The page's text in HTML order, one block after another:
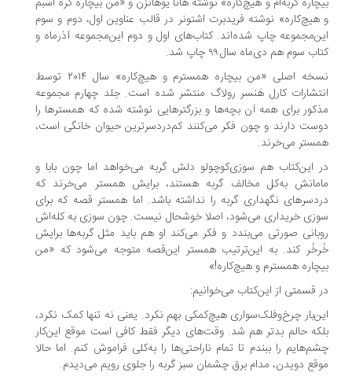
نوشته فریدبرت اشتونر در قالب عناوین اول، دوم و سوم
چاپ شده‌اند. کتاب‌های اول و دوم این‌مجموعه آذرماه و
سوم هم دی‌ماه سال ۹۹ چاپ شد.
نسخه اصلی «من بیچاره همسترم و هیچ‌کاره» سال ۲۰۱۴ توسط
کارل هَنسر رولاگ منتشر شده است. جلد چهارم مجموعه
برای همه آن‌ بچه‌ها و بزرگترهایی نوشته شده که همسترها را
دارند و چون فکر می‌کنند کم‌دردسرترین حیوان خانگی است،‌
می‌خرند.
این‌کتاب هم سوزی‌کوچولو دلش گربه می‌خواهد اما چون بابا و
به‌کل مخالف گربه هستند، برایش همستر می‌خرند که
نگهداری گربه را نداشته باشد. اما همستر قصه که برای
خریداری می‌شود، اصلا خوشحال نیست. چون سوزی به کله‌اش
صورتی می‌بندد و فکر می‌کند او هم باید مثل گربه‌ها برایش
کند. به این‌ترتیب همستر این‌قصه متوجه می‌شود که «من
همسترم و هیچ‌کاره!»
قسمتی از این‌کتاب می‌خوانیم:
چرخ‌وفلک‌سواری هیچ‌کمکی بهم نکرد. یعنی نه تنها کمک نکرد،
حالم بدتر هم شد. وقت‌های دیگر فقط کافی است موقع این‌کار
را ببندم تا تمام ناراحتی‌ها را به‌کلی فراموش کنم. اما حالا
دویدن، مدام برق چشمان سبز گربه را جلوی رویم می‌دیدم.